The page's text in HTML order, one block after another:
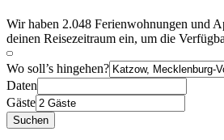
Wir haben 2.048 Ferienwohnungen und
deinen Reisezeitraum ein, um die
Wo soll’s hingehen?
Daten
Gäste
Suchen